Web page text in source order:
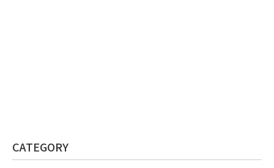
CATEGORY